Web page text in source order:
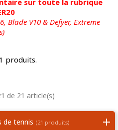
sur toute la rubrique
Blade V10 & Defyer, Extreme
produits.
de 21 article(s)
de tennis (21 produits)